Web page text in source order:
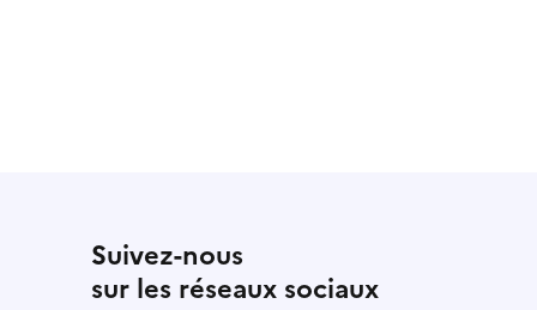
Suivez-nous
sur les réseaux sociaux